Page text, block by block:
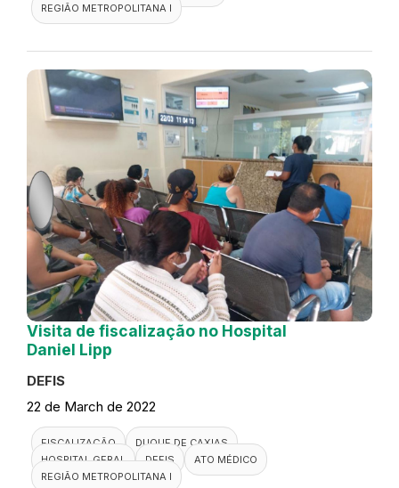
REGIÃO METROPOLITANA I
Visita de fiscalização no Hospital
Daniel Lipp
DEFIS
22 de March de 2022
FISCALIZAÇÃO
DUQUE DE CAXIAS
HOSPITAL GERAL
DEFIS
ATO MÉDICO
REGIÃO METROPOLITANA I